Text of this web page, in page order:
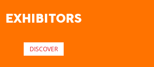
EXHIBITORS
DISCOVER